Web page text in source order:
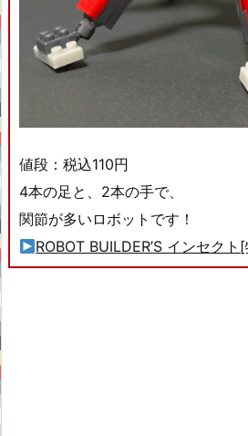
値段：税込110円
4本の足と、2本の手で、
関節が多いロボットです！
ROBOT BUILDER’S インセク